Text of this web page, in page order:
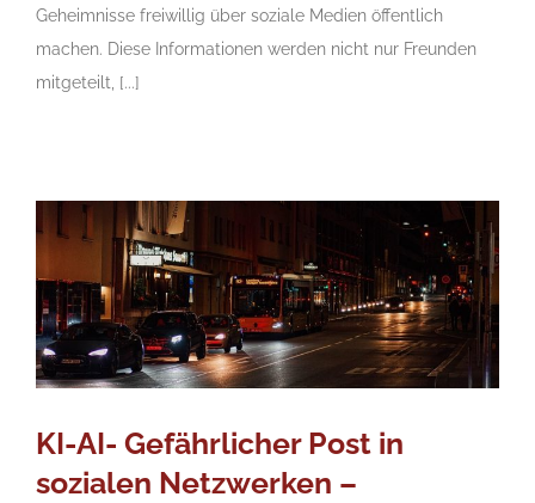
Geheimnisse freiwillig über soziale Medien öffentlich
machen. Diese Informationen werden nicht nur Freunden
mitgeteilt, [...]
KI-AI- Gefährlicher Post in
sozialen Netzwerken –